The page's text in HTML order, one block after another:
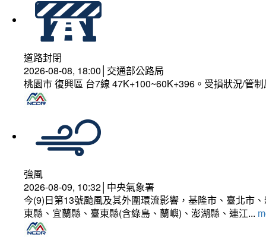
道路封閉
2026-08-08, 18:00│交通部公路局
桃園市 復興區 台7線 47K+100~60K+396。受損狀況/管
強風
2026-08-09, 10:32│中央氣象署
今(9)日第13號颱風及其外圍環流影響，基隆市、臺北市
東縣、宜蘭縣、臺東縣(含綠島、蘭嶼)、澎湖縣、連江...